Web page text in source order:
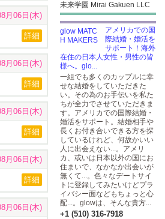
月06日(木)
詳細
月06日(木)
詳細
月06日(木)
詳細
月06日(木)
詳細
月06日(木)
未来学園 Mirai Gakuen LLC
アメリカでの国
際結婚・婚活を
サポート！海外
在住の日本人女性・男性の皆
様へ。glo...
一組でも多くのカップルに幸
せな結婚をしていただきた
い。その為のお手伝いを私た
ちが全力でさせていただきま
す。アメリカでの国際結婚・
婚活をサポート。結婚相手や
長くお付き合いできる方を探
しているけれど、何故かいい
人に出会えない...。アメリ
カ、或いは日本以外の国にお
住まいで、なかなか出会いが
無くて...。色々なデートサイ
トに登録してみたいけどプラ
イバシー面などもちょっと心
配...。glowは、そんな貴方...
+1 (510) 316-7918